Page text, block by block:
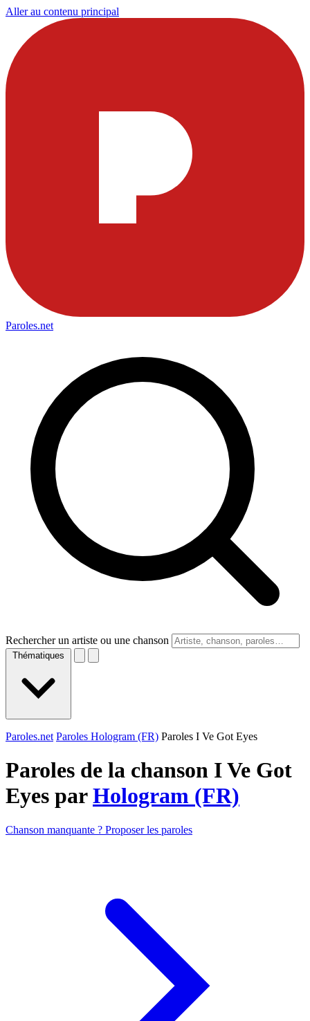
Aller au contenu principal
Paroles.net
Rechercher un artiste ou une chanson
Thématiques
Paroles.net Paroles Hologram (FR) Paroles I Ve Got Eyes
Paroles de la chanson I Ve Got
Eyes parHologram (FR)
Chanson manquante ? Proposer les paroles